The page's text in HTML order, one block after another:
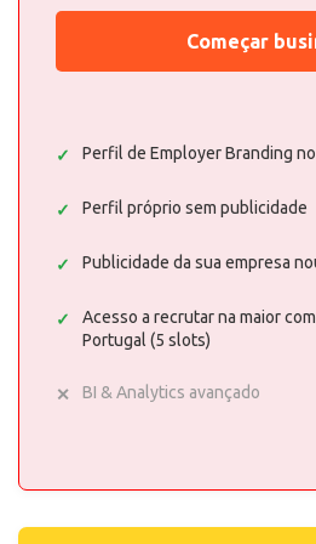
Começar
Perfil de Employer Branding
Perfil próprio sem publicidade
Publicidade da sua empresa
Acesso a recrutar na maior
Portugal (5 slots)
BI & Analytics avançado